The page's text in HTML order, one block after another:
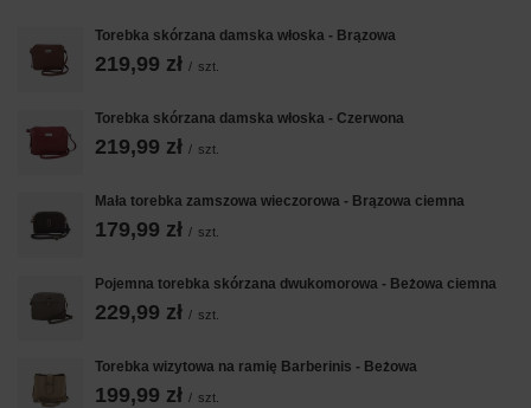
Torebka skórzana damska włoska - Brązowa
219,99 zł / szt.
Torebka skórzana damska włoska - Czerwona
219,99 zł / szt.
Mała torebka zamszowa wieczorowa - Brązowa ciemna
179,99 zł / szt.
Pojemna torebka skórzana dwukomorowa - Beżowa ciemna
229,99 zł / szt.
Torebka wizytowa na ramię Barberinis - Beżowa
199,99 zł / szt.